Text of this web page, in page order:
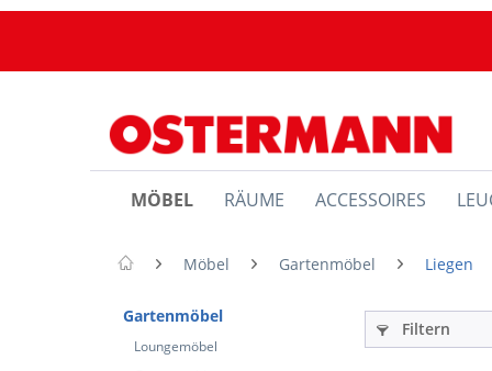
MÖBEL RÄUME ACCESSOIRES
Möbel Gartenmöbel Liegen
Gartenmöbel
Loungemöbel
Filtern